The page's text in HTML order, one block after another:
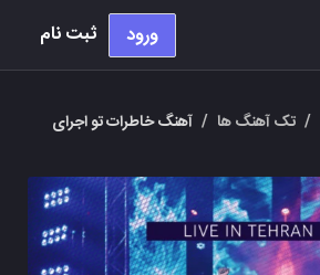
ورود ثبت نام
/ تک آهنگ ها / آهنگ خاطرات تو اجرای